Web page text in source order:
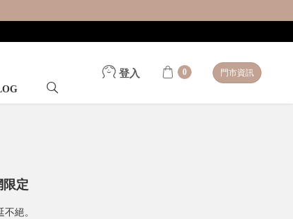
登入 0 門市資訊
限定
絕。